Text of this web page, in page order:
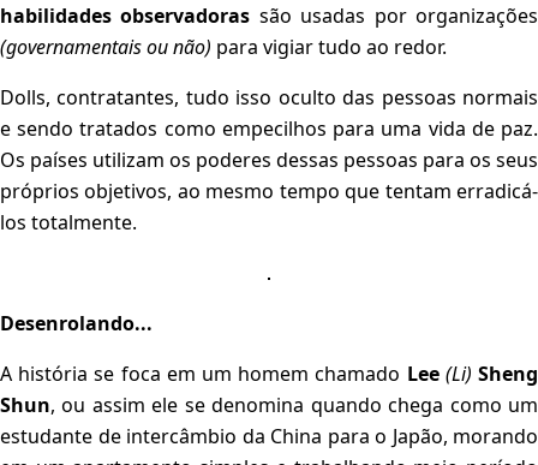
habilidades observadoras são usadas por organizações
(governamentais ou não) para vigiar tudo ao redor.
Dolls, contratantes, tudo isso oculto das pessoas normais
e sendo tratados como empecilhos para uma vida de paz.
Os países utilizam os poderes dessas pessoas para os seus
próprios objetivos, ao mesmo tempo que tentam erradicá-
los totalmente.
Desenrolando...
A história se foca em um homem chamado Lee(Li)Sheng
Shun, ou assim ele se denomina quando chega como um
estudante de intercâmbio da China para o Japão, morando